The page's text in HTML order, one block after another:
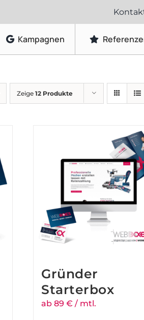
Kampagnen
Zeige 12 Produkte
Gründer
Starterbox
ab 89 € / mtl.